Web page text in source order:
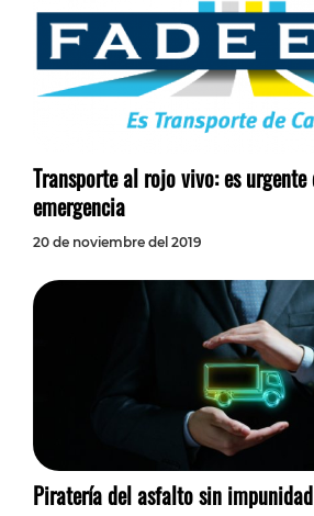
Transporte al rojo vivo: es
emergencia
20 de noviembre del 2019
Piratería del asfalto sin impunidad